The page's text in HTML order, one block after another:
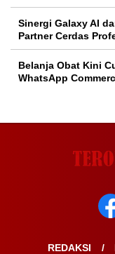
Sinergi Galaxy AI
Partner Cerdas
Belanja Obat Kini
WhatsApp
REDAKSI